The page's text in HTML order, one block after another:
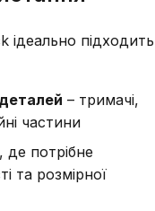
ідеально підходить
– тримачі,
частини
де потрібне
та розмірної